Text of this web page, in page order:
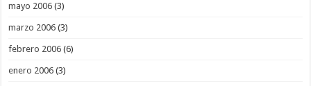
mayo 2006 (3)
marzo 2006 (3)
febrero 2006 (6)
enero 2006 (3)